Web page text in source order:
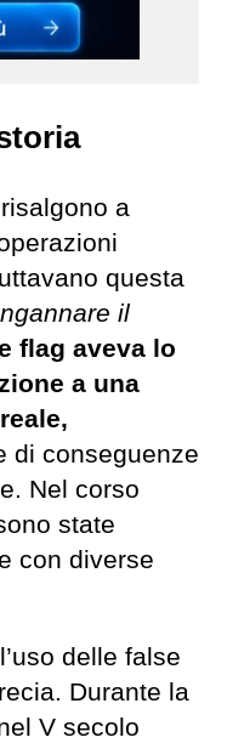
a
questa
il
flag aveva lo
a una
di conseguenze
Nel corso
state
con diverse
delle false
Durante la
V secolo